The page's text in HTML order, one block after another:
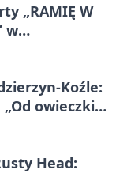
„RAMIĘ W
w
Koźle:
owieczki
Head: